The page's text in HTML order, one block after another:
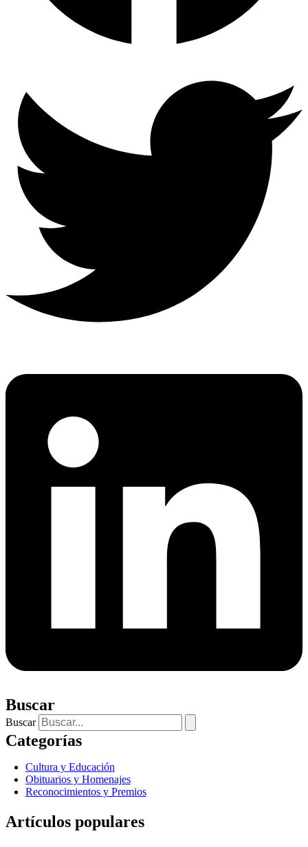
Buscar
Buscar
Categorías
Cultura y Educación
Obituarios y Homenajes
Reconocimientos y Premios
Artículos populares